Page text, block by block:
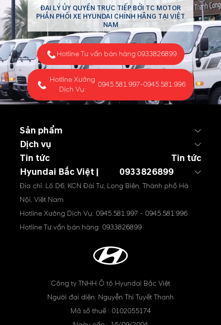
ĐẠI LÝ ỦY QUYỀN TRỰC TIẾP BỞI TC MOTOR
PHÂN PHỐI XE HYUNDAI CHÍNH HÃNG TẠI VIỆT
NAM
Hotline Tư vấn bán hàng:0933826899
Hotline Xưởng
Dịch Vụ:
0945.581.997-0945.581.996
Sản phẩm
Dịch vụ
Tin tức
Tin tức
Hyundai Bắc Việt |
0933826899
Địa chỉ: Lô D6, KCN Đài Tư, Long Biên, Thành phố Hà
Nội, Việt Nam
Hotline Xưởng Dịch Vụ: 0945.581.997 - 0945.581.996
Hotline Tư vấn bán hàng: 0933826899
Công ty TNHH Ô tô Hyundai Bắc Việt
Người đại diện: Nguyễn Thị Tuyết Thanh
Mã số thuế : 0102055174